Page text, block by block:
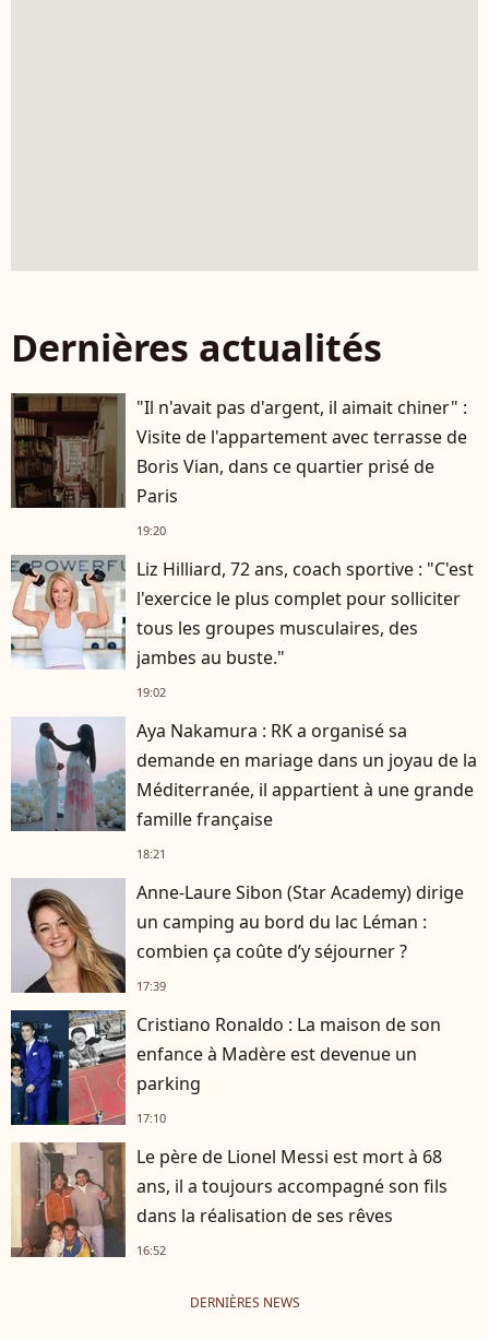
Dernières actualités
"Il n'avait pas d'argent, il aimait chiner" :
Visite de l'appartement avec terrasse de
Boris Vian, dans ce quartier prisé de
Paris
19:20
Liz Hilliard, 72 ans, coach sportive : "C'est
l'exercice le plus complet pour solliciter
tous les groupes musculaires, des
jambes au buste."
19:02
Aya Nakamura : RK a organisé sa
demande en mariage dans un joyau de la
Méditerranée, il appartient à une grande
famille française
18:21
Anne-Laure Sibon (Star Academy) dirige
un camping au bord du lac Léman :
combien ça coûte d’y séjourner ?
17:39
Cristiano Ronaldo : La maison de son
enfance à Madère est devenue un
parking
17:10
Le père de Lionel Messi est mort à 68
ans, il a toujours accompagné son fils
dans la réalisation de ses rêves
16:52
DERNIÈRES NEWS